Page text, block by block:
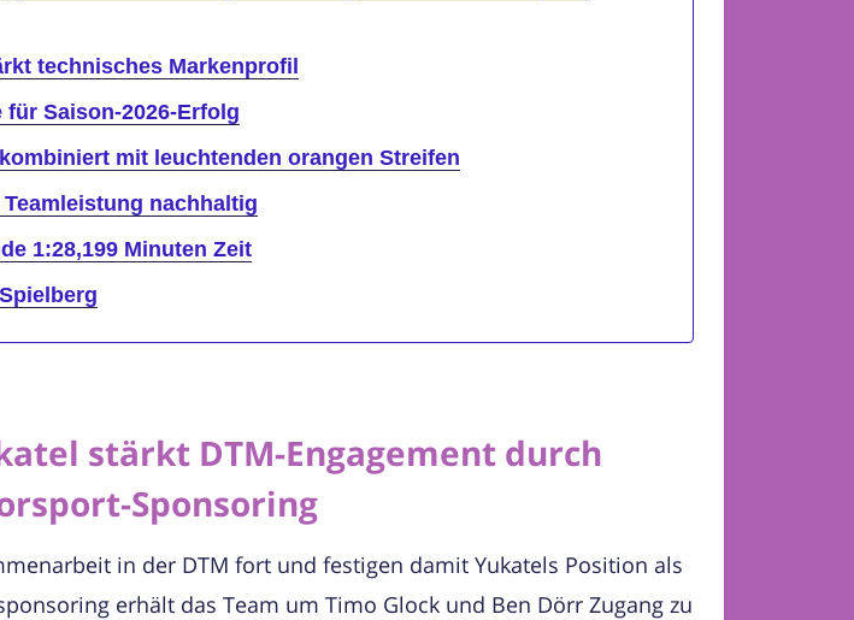
technisches Markenprofil
Saison-2026-Erfolg
mit leuchtenden orangen Streifen
nachhaltig
1:28,199 Minuten Zeit
stärkt DTM-Engagement durch
Sponsoring
in der DTM fort und festigen damit Yukatels Position als
erhält das Team um Timo Glock und Ben Dörr Zugang zu